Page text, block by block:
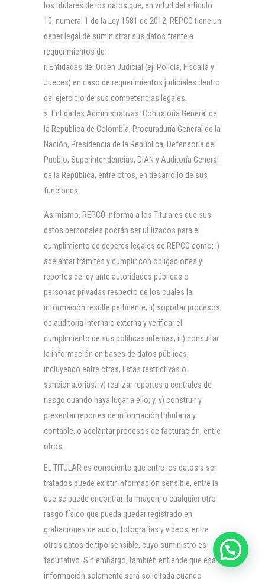
los titulares de los datos que, en virtud del artículo
10, numeral 1 de la Ley 1581 de 2012, REPCO tiene un
deber legal de suministrar sus datos frente a
requerimientos de:
Entidades del Orden Judicial (ej. Policía, Fiscalía y
Jueces) en caso de requerimientos judiciales dentro
del ejercicio de sus competencias legales.
Entidades Administrativas: Contraloría General de
la República de Colombia, Procuraduría General de la
Nación, Presidencia de la República, Defensoría del
Pueblo, Superintendencias, DIAN y Auditoría General
de la República, entre otros, en desarrollo de sus
funciones.
Asimismo, REPCO informa a los Titulares que sus
datos personales podrán ser utilizados para el
cumplimiento de deberes legales de REPCO como: i)
adelantar trámites y cumplir con obligaciones y
reportes de ley ante autoridades públicas o
personas privadas respecto de los cuales la
información resulte pertinente; ii) soportar procesos
de auditoría interna o externa y verificar el
cumplimiento de sus políticas internas; iii) consultar
la información en bases de datos públicas,
incluyendo entre otras, listas restrictivas o
sancionatorias; iv) realizar reportes a centrales de
riesgo cuando haya lugar a ello; y, v) construir y
presentar reportes de información tributaria y
contable, o adelantar procesos de facturación, entre
otros.
EL TITULAR es consciente que entre los datos a ser
tratados puede existir información sensible, entre la
que se puede encontrar: la imagen, o cualquier otro
rasgo físico que pueda quedar registrado en
grabaciones de audio, fotografías y videos, entre
otros datos de tipo sensible, cuyo suministro es
facultativo. Sin embargo, también entiende que esa
información solamente será solicitada cuando